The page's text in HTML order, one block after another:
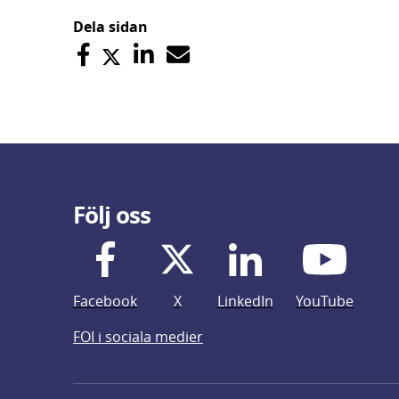
Dela sidan
Följ oss
Facebook X LinkedIn
YouTube
FOI i sociala medier